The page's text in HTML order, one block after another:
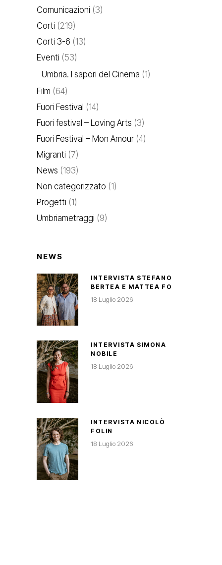
Comunicazioni (3)
Corti (219)
Corti 3-6 (13)
Eventi (53)
Umbria. I sapori del Cinema (1)
Film (64)
Fuori Festival (14)
Fuori festival – Loving Arts (3)
Fuori Festival – Mon Amour(4)
Migranti (7)
News (193)
Non categorizzato (1)
Progetti (1)
Umbriametraggi (9)
NEWS
INTERVISTA STEFANO
BERTEA E MATTEA FO
18 Luglio 2026
INTERVISTA SIMONA
NOBILE
18 Luglio 2026
INTERVISTA NICOLÒ
FOLIN
18 Luglio 2026